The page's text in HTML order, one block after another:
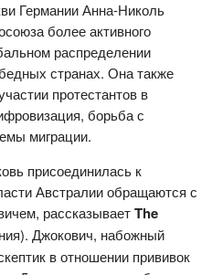
Германии Анна-Николь
более активного
распределении
странах. Она также
протестантов в
борьба с
миграции.
присоединилась к
Австралии обращаются с
рассказываетThe
Джокович, набожный
в отношении прививок